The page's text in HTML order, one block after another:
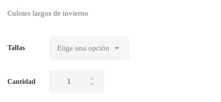
Culotes largos de invierno
Tallas
Cantidad